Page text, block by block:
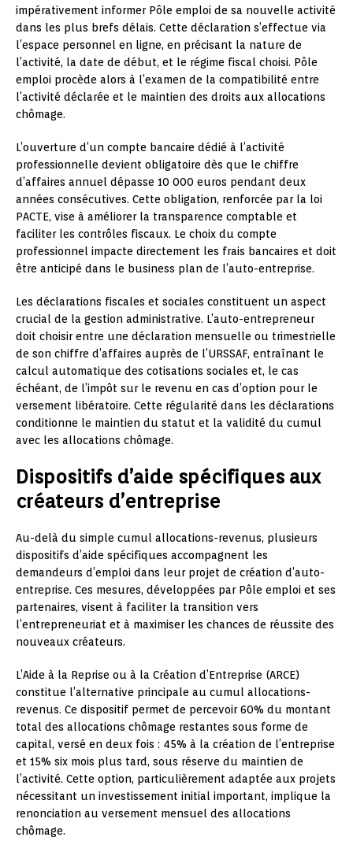
impérativement informer Pôle emploi de sa nouvelle activité
dans les plus brefs délais. Cette déclaration s’effectue via
l’espace personnel en ligne, en précisant la nature de
l’activité, la date de début, et le régime fiscal choisi. Pôle
emploi procède alors à l’examen de la compatibilité entre
l’activité déclarée et le maintien des droits aux allocations
chômage.
L’ouverture d’un compte bancaire dédié à l’activité
professionnelle devient obligatoire dès que le chiffre
d’affaires annuel dépasse 10 000 euros pendant deux
années consécutives. Cette obligation, renforcée par la loi
PACTE, vise à améliorer la transparence comptable et
faciliter les contrôles fiscaux. Le choix du compte
professionnel impacte directement les frais bancaires et doit
être anticipé dans le business plan de l’auto-entreprise.
Les déclarations fiscales et sociales constituent un aspect
crucial de la gestion administrative. L’auto-entrepreneur
doit choisir entre une déclaration mensuelle ou trimestrielle
de son chiffre d’affaires auprès de l’URSSAF, entraînant le
calcul automatique des cotisations sociales et, le cas
échéant, de l’impôt sur le revenu en cas d’option pour le
versement libératoire. Cette régularité dans les déclarations
conditionne le maintien du statut et la validité du cumul
avec les allocations chômage.
Dispositifs d’aide spécifiques aux
créateurs d’entreprise
Au-delà du simple cumul allocations-revenus, plusieurs
dispositifs d’aide spécifiques accompagnent les
demandeurs d’emploi dans leur projet de création d’auto-
entreprise. Ces mesures, développées par Pôle emploi et ses
partenaires, visent à faciliter la transition vers
l’entrepreneuriat et à maximiser les chances de réussite des
nouveaux créateurs.
L’Aide à la Reprise ou à la Création d’Entreprise (ARCE)
constitue l’alternative principale au cumul allocations-
revenus. Ce dispositif permet de percevoir 60% du montant
total des allocations chômage restantes sous forme de
capital, versé en deux fois : 45% à la création de l’entreprise
et 15% six mois plus tard, sous réserve du maintien de
l’activité. Cette option, particulièrement adaptée aux projets
nécessitant un investissement initial important, implique la
renonciation au versement mensuel des allocations
chômage.